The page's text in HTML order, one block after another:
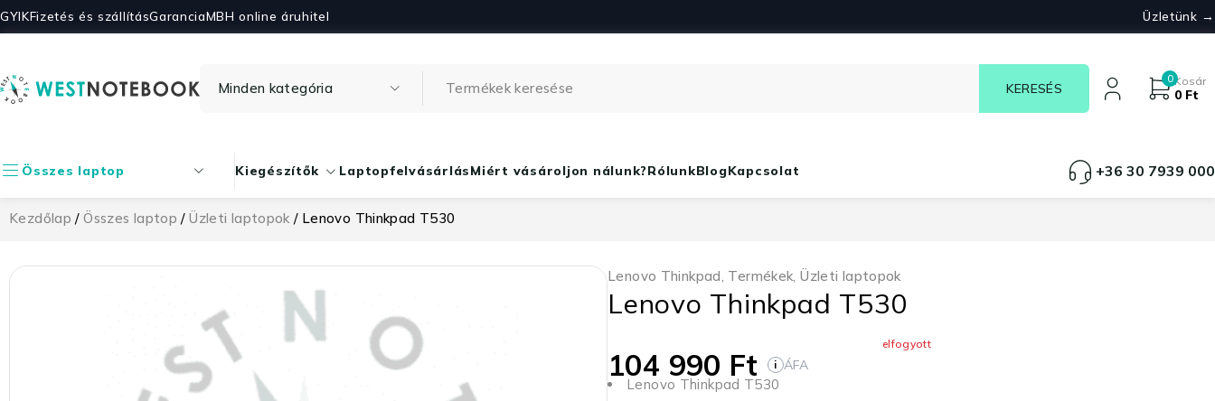
GYIKFizetés és szállításGaranciaMBH online áruhitel Üzletünk →
0Kosár
0 Ft
Összes laptop Kiegészítők LaptopfelvásárlásMiért vásároljon nálunk?RólunkBlogKapcsolat +36 30 7939 000
Kezdőlap /Összes laptop /Üzleti laptopok / Lenovo Thinkpad T530
Lenovo Thinkpad, Termékek,Üzleti laptopok
Lenovo Thinkpad T530
elfogyott
104 990 Ft i ÁFA
Lenovo Thinkpad T530